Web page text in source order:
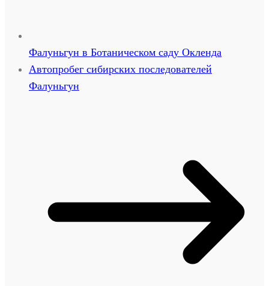
Фалуньгун в Ботаническом саду Окленда
Автопробег сибирских последователей
Фалуньгун